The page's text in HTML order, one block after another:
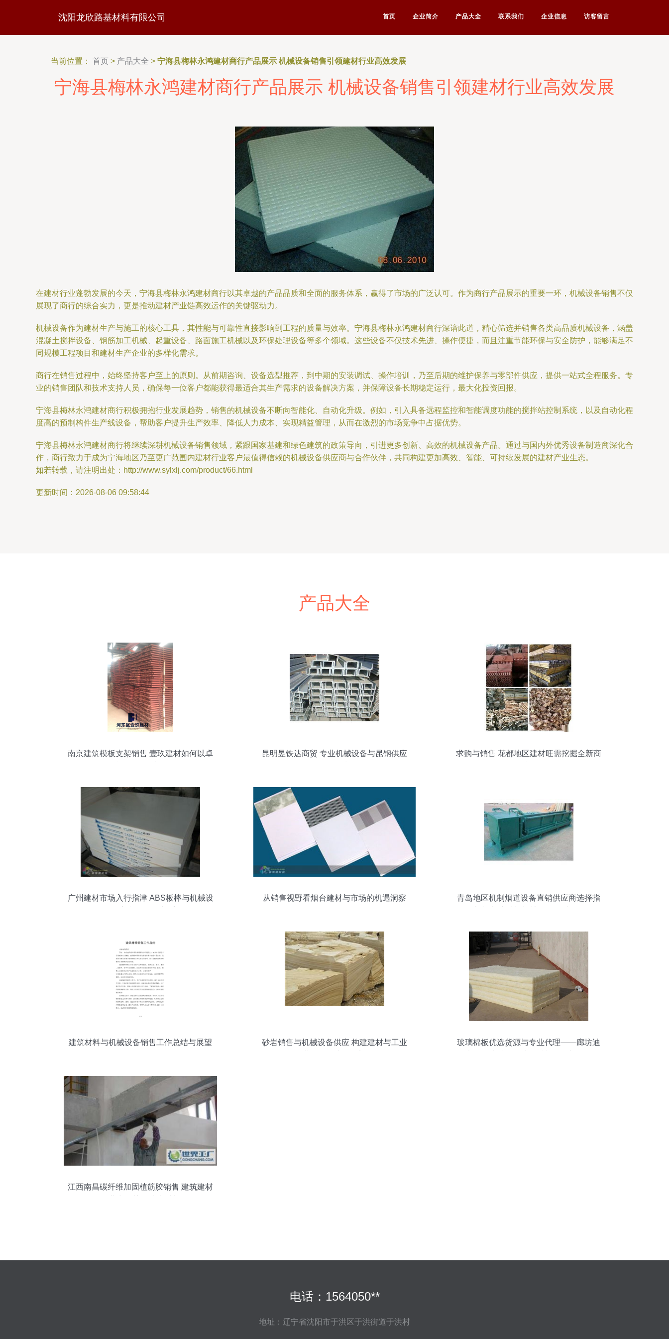
沈阳龙欣路基材料有限公司 首页 企业简介 产品大全 联系我们 企业信息 访客留言
当前位置： 首页 > 产品大全 > 宁海县梅林永鸿建材商行产品展示 机械设备销售引领建材行业高效发展
宁海县梅林永鸿建材商行产品展示 机械设备销售引领建材行业高效发展
在建材行业蓬勃发展的今天，宁海县梅林永鸿建材商行以其卓越的产品品质和全面的服务体系，赢得了市场的广泛认可。作为商行产品展示的重要一环，机械设备销售不仅
展现了商行的综合实力，更是推动建材产业链高效运作的关键驱动力。
机械设备作为建材生产与施工的核心工具，其性能与可靠性直接影响到工程的质量与效率。宁海县梅林永鸿建材商行深谙此道，精心筛选并销售各类高品质机械设备，涵盖
混凝土搅拌设备、钢筋加工机械、起重设备、路面施工机械以及环保处理设备等多个领域。这些设备不仅技术先进、操作便捷，而且注重节能环保与安全防护，能够满足不
同规模工程项目和建材生产企业的多样化需求。
商行在销售过程中，始终坚持客户至上的原则。从前期咨询、设备选型推荐，到中期的安装调试、操作培训，乃至后期的维护保养与零部件供应，提供一站式全程服务。专
业的销售团队和技术支持人员，确保每一位客户都能获得最适合其生产需求的设备解决方案，并保障设备长期稳定运行，最大化投资回报。
宁海县梅林永鸿建材商行积极拥抱行业发展趋势，销售的机械设备不断向智能化、自动化升级。例如，引入具备远程监控和智能调度功能的搅拌站控制系统，以及自动化程
度高的预制构件生产线设备，帮助客户提升生产效率、降低人力成本、实现精益管理，从而在激烈的市场竞争中占据优势。
宁海县梅林永鸿建材商行将继续深耕机械设备销售领域，紧跟国家基建和绿色建筑的政策导向，引进更多创新、高效的机械设备产品。通过与国内外优秀设备制造商深化合
作，商行致力于成为宁海地区乃至更广范围内建材行业客户最值得信赖的机械设备供应商与合作伙伴，共同构建更加高效、智能、可持续发展的建材产业生态。
如若转载，请注明出处：http://www.sylxlj.com/product/66.html
更新时间：2026-08-06 09:58:44
产品大全
南京建筑模板支架销售 壹玖建材如何以卓
昆明昱铁达商贸 专业机械设备与昆钢供应
求购与销售 花都地区建材旺需挖掘全新商
广州建材市场入行指津 ABS板棒与机械设
从销售视野看烟台建材与市场的机遇洞察
青岛地区机制烟道设备直销供应商选择指
建筑材料与机械设备销售工作总结与展望
砂岩销售与机械设备供应 构建建材与工业
玻璃棉板优选货源与专业代理——廊坊迪
江西南昌碳纤维加固植筋胶销售 建筑建材
电话：1564050**
地址：辽宁省沈阳市于洪区于洪街道于洪村